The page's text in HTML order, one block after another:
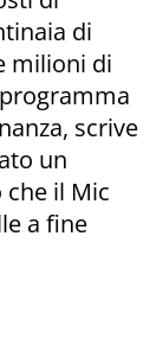
di
milioni di
scrive
un
che il Mic
a fine